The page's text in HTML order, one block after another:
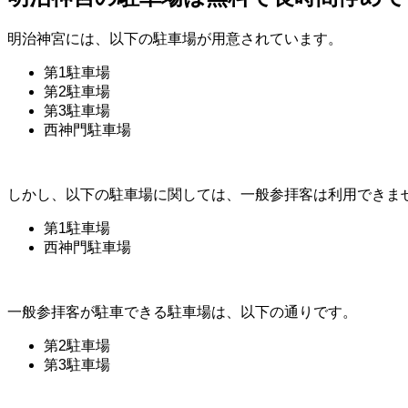
明治神宮には、以下の駐車場が用意されています。
第1駐車場
第2駐車場
第3駐車場
西神門駐車場
しかし、以下の駐車場に関しては、一般参拝客は利用できま
第1駐車場
西神門駐車場
一般参拝客が駐車できる駐車場は、以下の通りです。
第2駐車場
第3駐車場